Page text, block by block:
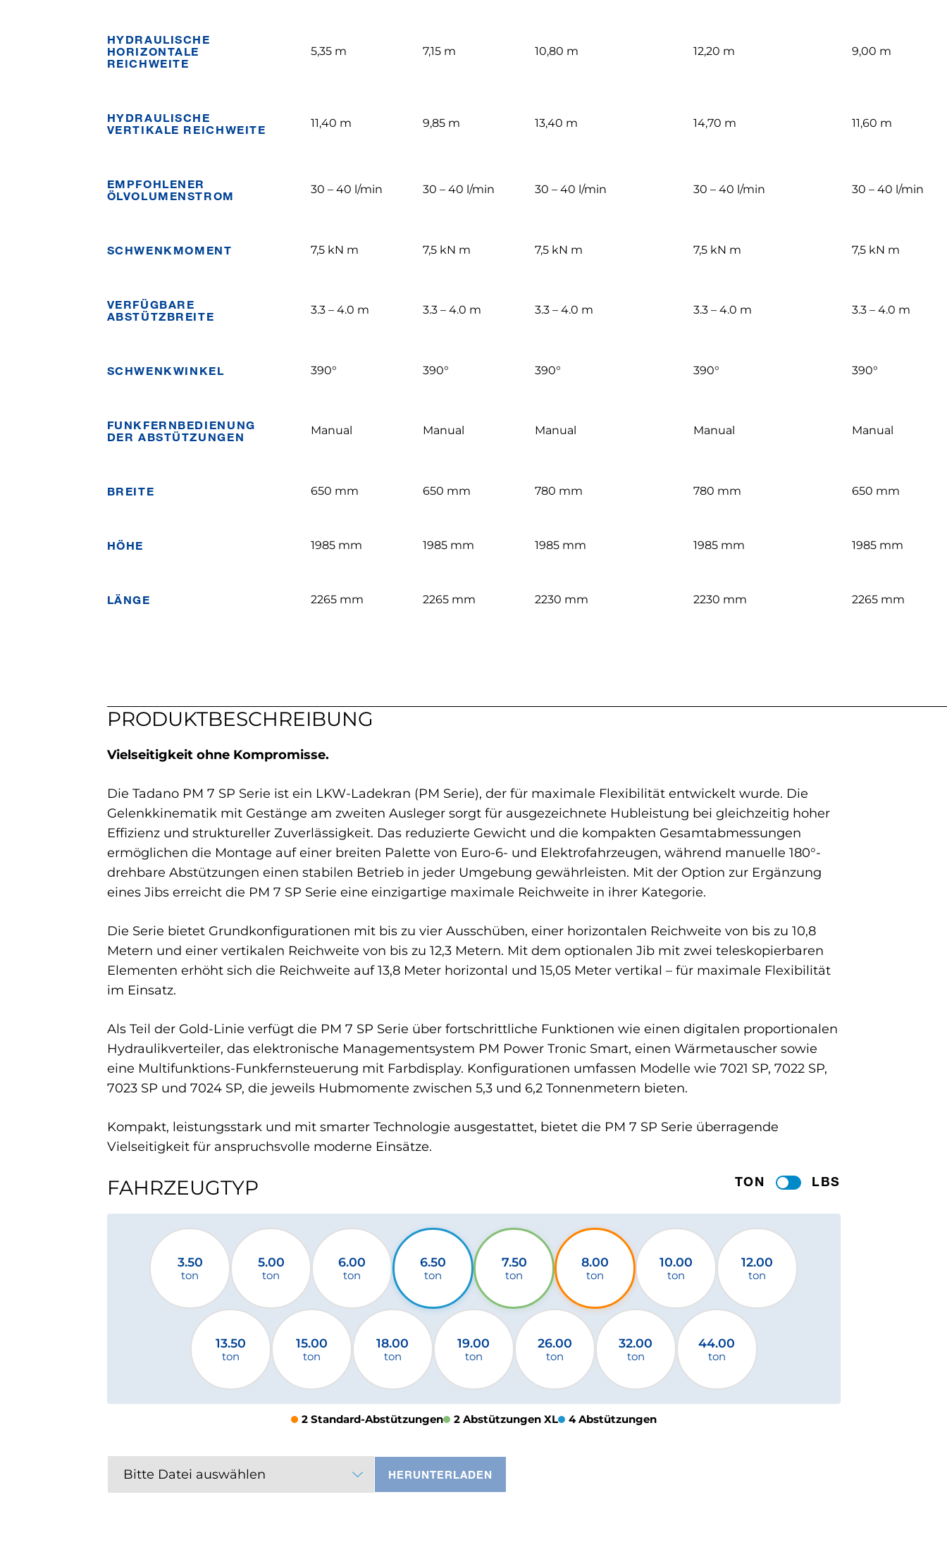
HYDRAULISCHE
HORIZONTALE
REICHWEITE
5,35 m 7,15 m 10,80 m 12,20 m 9,00 m
HYDRAULISCHE
VERTIKALE REICHWEITE
11,40 m 9,85 m 13,40 m 14,70 m 11,60 m
EMPFOHLENER
ÖLVOLUMENSTROM
30 – 40 l/min 30 – 40 l/min 30 – 40 l/min 30 – 40 l/min 30 – 40 l/min
SCHWENKMOMENT 7,5 kN m 7,5 kN m 7,5 kN m 7,5 kN m 7,5 kN m
VERFÜGBARE
ABSTÜTZBREITE
3.3 – 4.0 m 3.3 – 4.0 m 3.3 – 4.0 m 3.3 – 4.0 m 3.3 – 4.0 m
SCHWENKWINKEL 390° 390° 390° 390° 390°
FUNKFERNBEDIENUNG
DER ABSTÜTZUNGEN
Manual Manual Manual Manual Manual
BREITE 650 mm 650 mm 780 mm 780 mm 650 mm
HÖHE 1985 mm 1985 mm 1985 mm 1985 mm 1985 mm
LÄNGE 2265 mm 2265 mm 2230 mm 2230 mm 2265 mm
PRODUKTBESCHREIBUNG
Vielseitigkeit ohne Kompromisse.
Die Tadano PM 7 SP Serie ist ein LKW-Ladekran (PM Serie), der für maximale Flexibilität entwickelt wurde. Die
Gelenkkinematik mit Gestänge am zweiten Ausleger sorgt für ausgezeichnete Hubleistung bei gleichzeitig hoher
Effizienz und struktureller Zuverlässigkeit. Das reduzierte Gewicht und die kompakten Gesamtabmessungen
ermöglichen die Montage auf einer breiten Palette von Euro-6- und Elektrofahrzeugen, während manuelle 180°-
drehbare Abstützungen einen stabilen Betrieb in jeder Umgebung gewährleisten. Mit der Option zur Ergänzung
eines Jibs erreicht die PM 7 SP Serie eine einzigartige maximale Reichweite in ihrer Kategorie.
Die Serie bietet Grundkonfigurationen mit bis zu vier Ausschüben, einer horizontalen Reichweite von bis zu 10,8
Metern und einer vertikalen Reichweite von bis zu 12,3 Metern. Mit dem optionalen Jib mit zwei teleskopierbaren
Elementen erhöht sich die Reichweite auf 13,8 Meter horizontal und 15,05 Meter vertikal – für maximale Flexibilität
im Einsatz.
Als Teil der Gold-Linie verfügt die PM 7 SP Serie über fortschrittliche Funktionen wie einen digitalen proportionalen
Hydraulikverteiler, das elektronische Managementsystem PM Power Tronic Smart, einen Wärmetauscher sowie
eine Multifunktions-Funkfernsteuerung mit Farbdisplay. Konfigurationen umfassen Modelle wie 7021 SP, 7022 SP,
7023 SP und 7024 SP, die jeweils Hubmomente zwischen 5,3 und 6,2 Tonnenmetern bieten.
Kompakt, leistungsstark und mit smarter Technologie ausgestattet, bietet die PM 7 SP Serie überragende
Vielseitigkeit für anspruchsvolle moderne Einsätze.
FAHRZEUGTYP TON LBS
3.50
ton
5.00
ton
6.00
ton
6.50
ton
7.50
ton
8.00
ton
10.00
ton
12.00
ton
13.50
ton
15.00
ton
18.00
ton
19.00
ton
26.00
ton
32.00
ton
44.00
ton
2 Standard-Abstützungen 2 Abstützungen XL 4 Abstützungen
Bitte Datei auswählen HERUNTERLADEN